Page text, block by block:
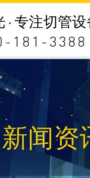
专注切管设
181-3388
新闻资